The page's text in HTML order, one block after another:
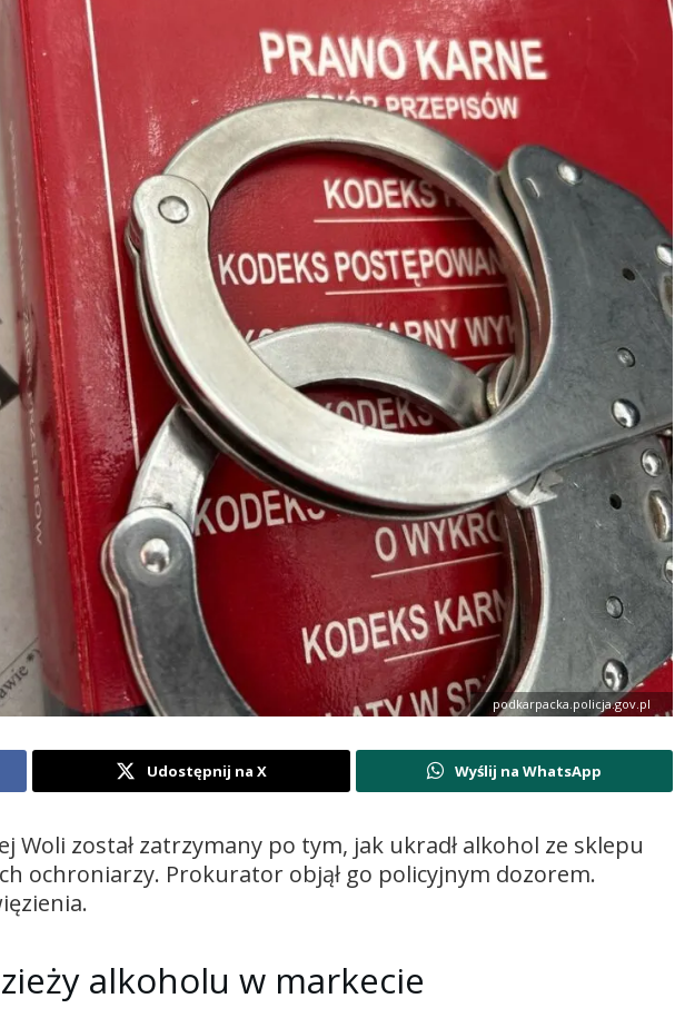
podkarpacka.policja.gov.pl
Udostępnij na X Wyślij na WhatsApp
Woli został zatrzymany po tym, jak ukradł alkohol ze sklepu
ochroniarzy. Prokurator objął go policyjnym dozorem.
alkoholu w markecie